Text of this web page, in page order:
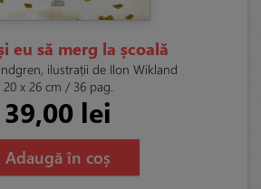
eu să merg la școală
ilustrații de Ilon Wikland
20 x 26 cm / 36 pag.
39,00 lei
Adaugă în coș